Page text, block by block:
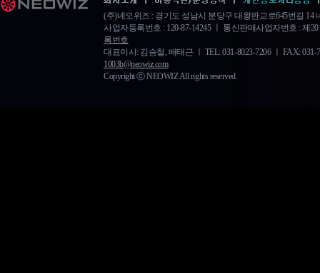
(주)네오위즈 : 경기도 성남시 분당구 대왕판교로645번길 14
사업자등록번호 : 120-87-14245 ㅣ 통신판매사업자번호 : 제
록번호
대표이사: 김승철, 배태근 ㅣ TEL: 031-8023-7206 ㅣ FAX: 031-
1003b@neowiz.com
Copyright ⓒ NEOWIZ All rights reserved.